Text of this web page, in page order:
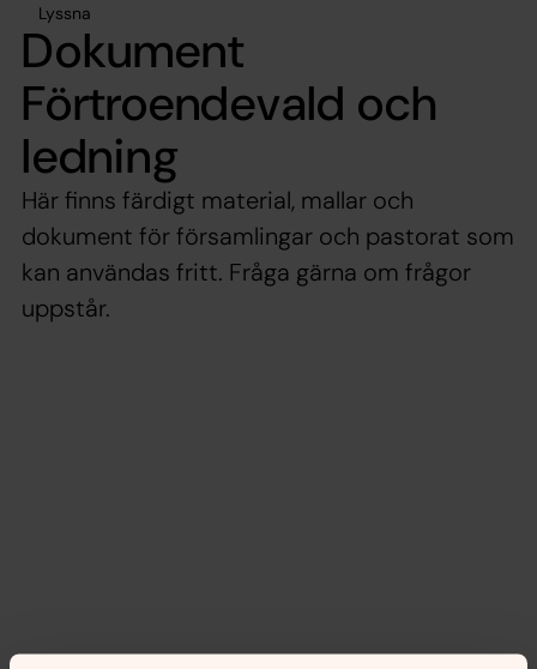
Lyssna
Dokument
Förtroendevald och
ledning
Här finns färdigt material, mallar och
dokument för församlingar och pastorat som
kan användas fritt. Fråga gärna om frågor
uppstår.